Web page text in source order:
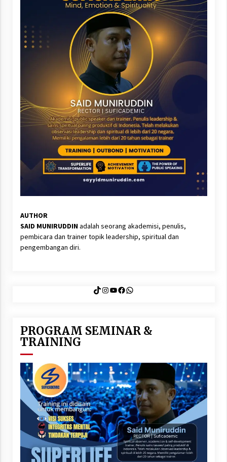
AUTHOR
SAID MUNIRUDDINadalah seorang akademisi, penulis,
pembicara dan trainer topik leadership, spiritual dan
pengembangan diri.
TikTok
Instagram
YouTube
Facebook
WhatsApp
PROGRAM SEMINAR &
TRAINING